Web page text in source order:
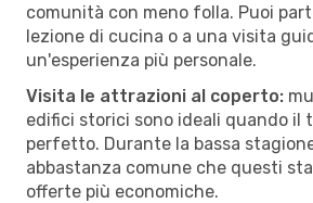
comunità con meno folla. Puoi
lezione di cucina o a una visita
un'esperienza più personale.
Visita le attrazioni al coperto:
edifici storici sono ideali quando il
perfetto. Durante la bassa
abbastanza comune che questi
offerte più economiche.